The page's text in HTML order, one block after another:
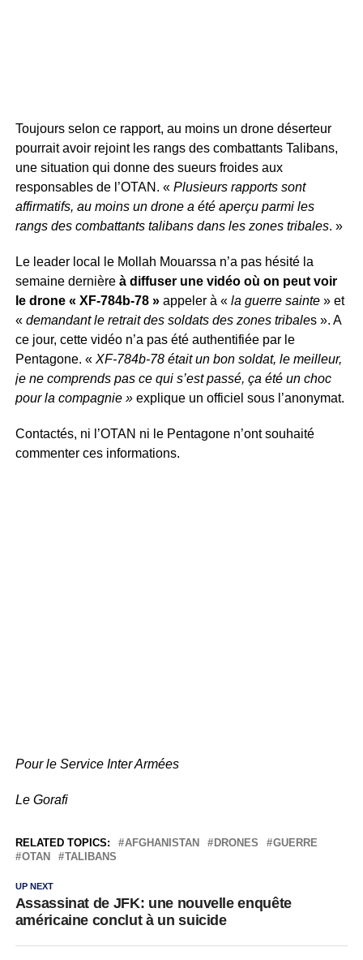
Toujours selon ce rapport, au moins un drone déserteur
pourrait avoir rejoint les rangs des combattants Talibans,
une situation qui donne des sueurs froides aux
responsables de l’OTAN. « Plusieurs rapports sont
affirmatifs, au moins un drone a été aperçu parmi les
rangs des combattants talibans dans les zones tribales. »
Le leader local le Mollah Mouarssa n’a pas hésité la
semaine dernière à diffuser une vidéo où on peut voir
le drone « XF-784b-78 »appeler à « la guerre sainte» et
« demandant le retrait des soldats des zones tribales ». A
ce jour, cette vidéo n’a pas été authentifiée par le
Pentagone. « XF-784b-78 était un bon soldat, le meilleur,
je ne comprends pas ce qui s’est passé, ça été un choc
pour la compagnie »explique un officiel sous l’anonymat.
Contactés, ni l’OTAN ni le Pentagone n’ont souhaité
commenter ces informations.
Pour le Service Inter Armées
Le Gorafi
RELATED TOPICS: AFGHANISTAN DRONES
GUERRE
OTAN
TALIBANS
UP NEXT
Assassinat de JFK: une nouvelle enquête
américaine conclut à un suicide